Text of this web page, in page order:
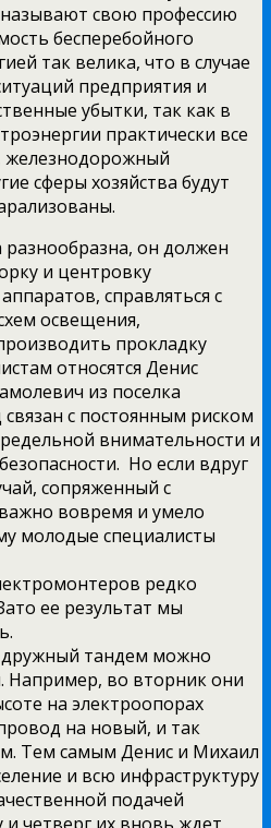
свою профессию
бесперебойного
так велика, что в случае
предприятия и
убытки, так как в
практически все
сферы хозяйства будут
он должен
и центровку
справляться с
освещения,
прокладку
относятся Денис
из поселка
с постоянным риском
внимательности и
Но если вдруг
сопряженный с
вовремя и умело
молодые специалисты
редко
ее результат мы
дружный тандем можно
Например, во вторник они
на электроопорах
на новый, и так
Тем самым Денис и Михаил
и всю инфраструктуру
подачей